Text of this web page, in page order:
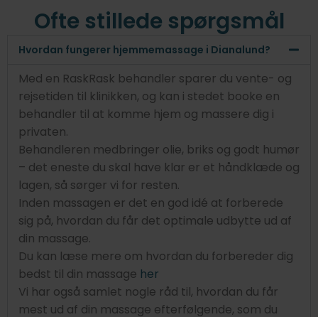
Ofte stillede spørgsmål
Hvordan fungerer hjemmemassage i Dianalund?
Med en RaskRask behandler sparer du vente- og
rejsetiden til klinikken, og kan i stedet booke en
behandler til at komme hjem og massere dig i
privaten.
Behandleren medbringer olie, briks og godt humør
– det eneste du skal have klar er et håndklæde og
lagen, så sørger vi for resten.
Inden massagen er det en god idé at forberede
sig på, hvordan du får det optimale udbytte ud af
din massage.
Du kan læse mere om hvordan du forbereder dig
bedst til din massage her
Vi har også samlet nogle råd til, hvordan du får
mest ud af din massage efterfølgende, som du